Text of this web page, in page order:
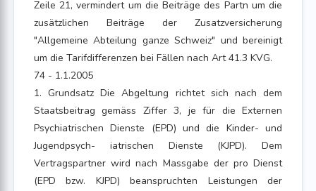
Zeile 21, vermindert um die Beiträge des Partn um die
zusätzlichen Beiträge der Zusatzversicherung
"Allgemeine Abteilung ganze Schweiz" und bereinigt
um die Tarifdifferenzen bei Fällen nach Art 41.3 KVG.
74 - 1.1.2005
1. Grundsatz Die Abgeltung richtet sich nach dem
Staatsbeitrag gemäss Ziffer 3, je für die Externen
Psychiatrischen Dienste (EPD) und die Kinder- und
Jugendpsych- iatrischen Dienste (KJPD). Dem
Vertragspartner wird nach Massgabe der pro Dienst
(EPD bzw. KJPD) beanspruchten Leistungen der